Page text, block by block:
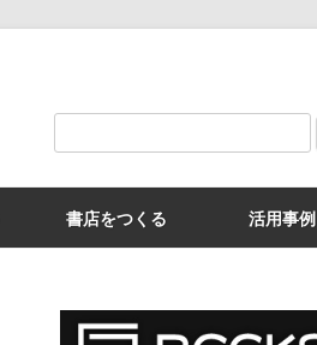
検
書店をつくる 活用事例